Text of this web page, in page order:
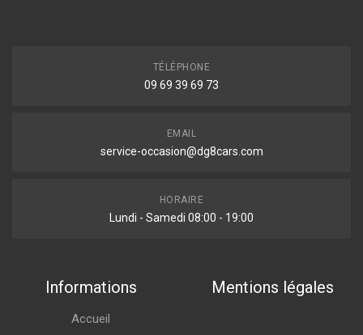
TÉLÉPHONE
09 69 39 69 73
EMAIL
service-occasion@dg8cars.com
HORAIRE
Lundi - Samedi 08:00 - 19:00
Informations
Accueil
Mentions légales